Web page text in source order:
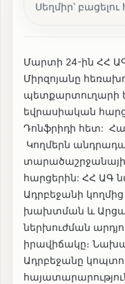
Սեղմիր՝
Մարտի 24-ին ՀՀ
Միրզոյանը
պետքարտուղարի
եվրասիական
Դոնֆրիդի հետ:
Կողմերն
հարցերին: ՀՀ ԱԳ
Ադրբեջանի
խախտման և
ներխուժման
իրավիճակը։
Ադրբեջանը